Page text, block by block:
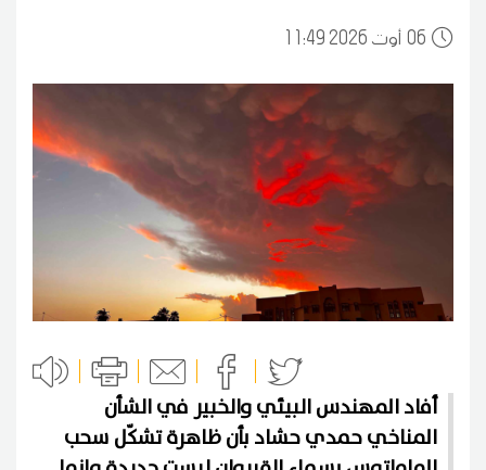
0611:49 2026 أوت
أفاد المهندس البيئي والخبير في الشأن
المناخي حمدي حشاد بأن ظاهرة تشكّل سحب